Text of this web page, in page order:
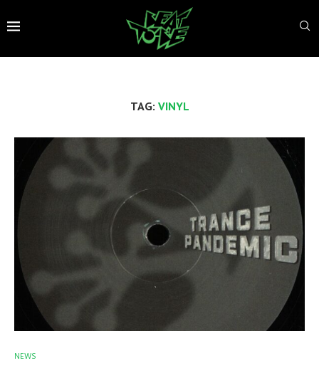
TAG: VINYL
NEWS